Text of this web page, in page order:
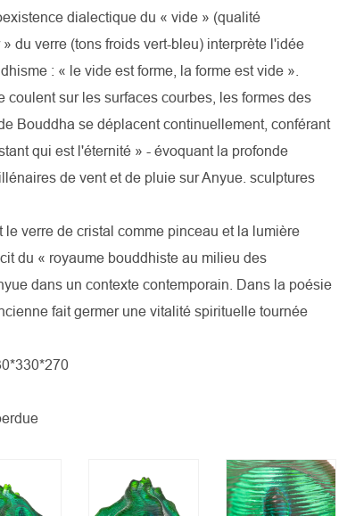
dialectique du « vide » (qualité
du verre (tons froids vert-bleu) interprète l'idée
: « le vide est forme, la forme est vide ».
coulent sur les surfaces courbes, les formes des
Bouddha se déplacent continuellement, conférant
qui est l'éternité » - évoquant la profonde
de vent et de pluie sur Anyue. sculptures
verre de cristal comme pinceau et la lumière
du « royaume bouddhiste au milieu des
dans un contexte contemporain. Dans la poésie
fait germer une vitalité spirituelle tournée